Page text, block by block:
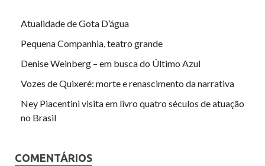
Atualidade de Gota D’água
Pequena Companhia, teatro grande
Denise Weinberg – em busca do Último Azul
Vozes de Quixeré: morte e renascimento da narrativa
Ney Piacentini visita em livro quatro séculos de atuação
no Brasil
COMENTÁRIOS